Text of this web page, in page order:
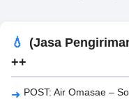
(Jasa
++
POST: Air Omasae –